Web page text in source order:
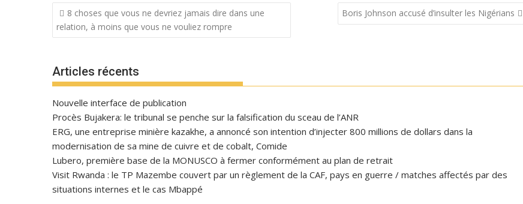
Navigation
de
l’article
8 choses que vous ne devriez jamais dire dans une
relation, à moins que vous ne vouliez rompre
Boris Johnson accusé d’insulter les Nigérians
Articles récents
Nouvelle interface de publication
Procès Bujakera: le tribunal se penche sur la falsification du sceau de l’ANR
ERG, une entreprise minière kazakhe, a annoncé son intention d’injecter 800 millions de dollars dans la
modernisation de sa mine de cuivre et de cobalt, Comide
Lubero, première base de la MONUSCO à fermer conformément au plan de retrait
Visit Rwanda : le TP Mazembe couvert par un règlement de la CAF, pays en guerre / matches affectés par des
situations internes et le cas Mbappé